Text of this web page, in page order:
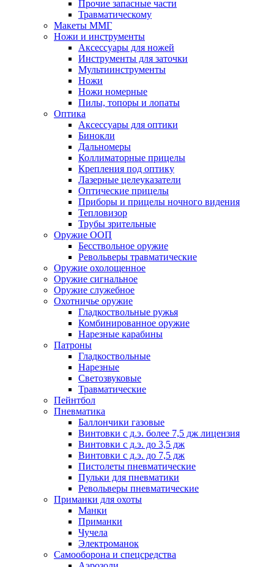
Прочие запасные части
Травматическому
Макеты ММГ
Ножи и инструменты
Аксессуары для ножей
Инструменты для заточки
Мультиинструменты
Ножи
Ножи номерные
Пилы, топоры и лопаты
Оптика
Аксессуары для оптики
Бинокли
Дальномеры
Коллиматорные прицелы
Крепления под оптику
Лазерные целеуказатели
Оптические прицелы
Приборы и прицелы ночного видения
Тепловизор
Трубы зрительные
Оружие ООП
Бесствольное оружие
Револьверы травматические
Оружие охолощенное
Оружие сигнальное
Оружие служебное
Охотничье оружие
Гладкоствольные ружья
Комбинированное оружие
Нарезные карабины
Патроны
Гладкоствольные
Нарезные
Светозвуковые
Травматические
Пейнтбол
Пневматика
Баллончики газовые
Винтовки с д.э. более 7,5 дж лицензия
Винтовки с д.э. до 3,5 дж
Винтовки с д.э. до 7,5 дж
Пистолеты пневматические
Пульки для пневматики
Револьверы пневматические
Приманки для охоты
Манки
Приманки
Чучела
Электроманок
Самооборона и спецсредства